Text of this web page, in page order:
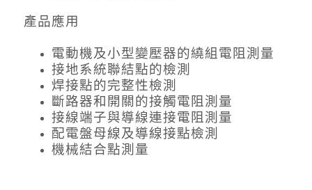
產品應用
電動機及小型變壓器的繞組電阻測量
接地系統聯結點的檢測
焊接點的完整性檢測
斷路器和開關的接觸電阻測量
接線端子與導線連接電阻測量
配電盤母線及導線接點檢測
機械結合點測量